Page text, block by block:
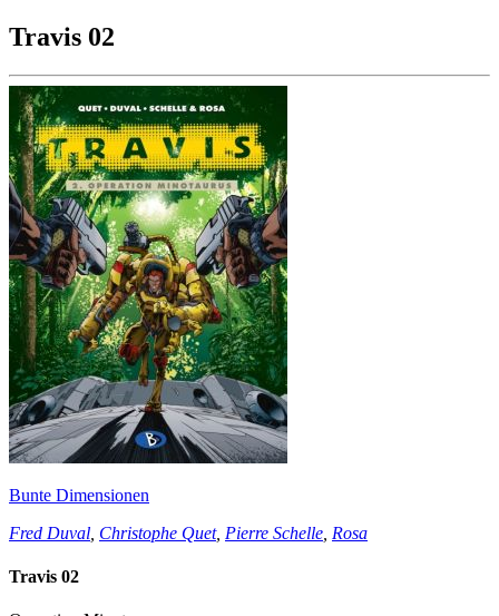
Travis 02
Bunte Dimensionen
Fred Duval Christophe Quet, Pierre Schelle Rosa
Travis 02